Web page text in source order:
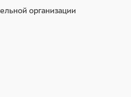
организации